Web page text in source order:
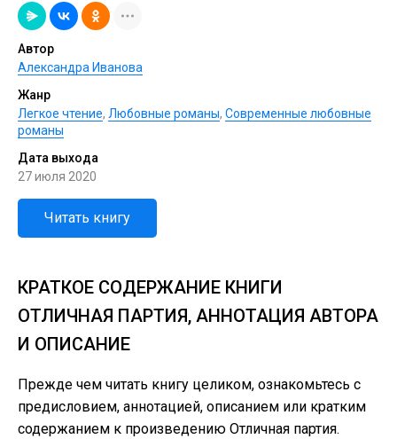
Автор
Александра Иванова
Жанр
Легкое чтение, Любовные романы, Современные любовные
романы
Дата выхода
27 июля 2020
Читать книгу
КРАТКОЕ СОДЕРЖАНИЕ КНИГИ
ОТЛИЧНАЯ ПАРТИЯ, АННОТАЦИЯ АВТОРА
И ОПИСАНИЕ
Прежде чем читать книгу целиком, ознакомьтесь с
предисловием, аннотацией, описанием или кратким
содержанием к произведению Отличная партия.